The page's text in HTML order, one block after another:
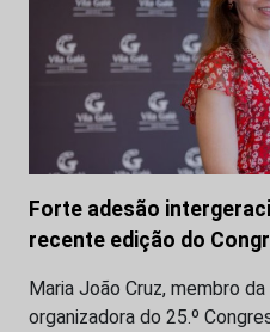
Forte adesão
recente edição do
Maria João Cruz, membro
organizadora do 25.º